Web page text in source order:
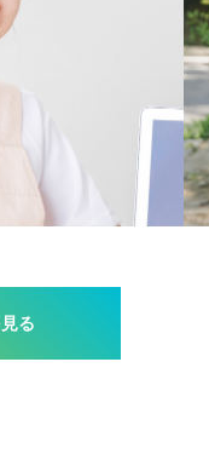
る